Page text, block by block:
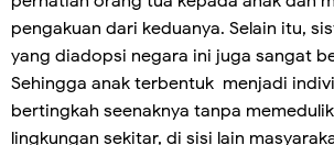
pengakuan dari keduanya. Selain itu,
yang diadopsi negara ini juga sangat
Sehingga anak terbentuk menjadi
bertingkah seenaknya tanpa
lingkungan sekitar, di sisi lain